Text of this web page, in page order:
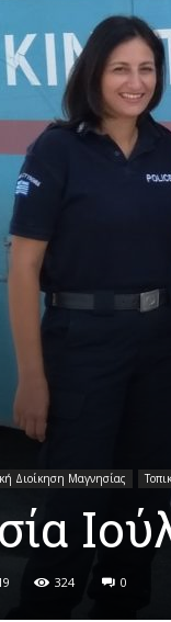
Διοίκηση Μαγνησίας
324 0